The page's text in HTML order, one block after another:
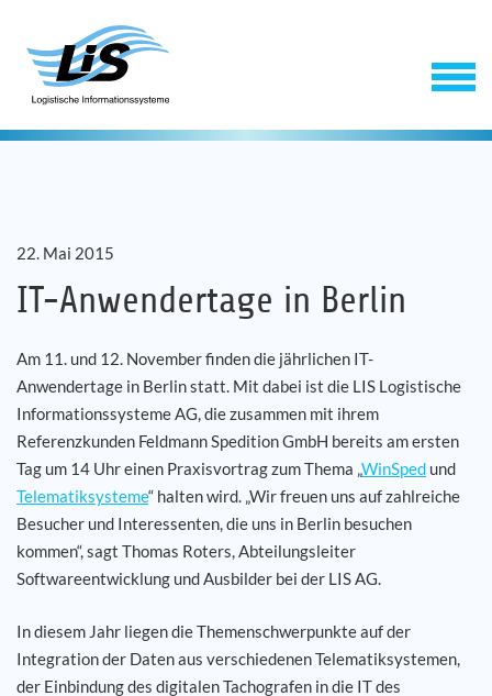
Software
Service
Unternehmen
Karriere
News
22. Mai 2015
IT-Anwendertage in Berlin
Am 11. und 12. November finden die jährlichen IT-
Anwendertage in Berlin statt. Mit dabei ist die LIS Logistische
Informationssysteme AG, die zusammen mit ihrem
Referenzkunden Feldmann Spedition GmbH bereits am ersten
Tag um 14 Uhr einen Praxisvortrag zum Thema „WinSped und
Telematiksysteme“ halten wird. „Wir freuen uns auf zahlreiche
Besucher und Interessenten, die uns in Berlin besuchen
kommen“, sagt Thomas Roters, Abteilungsleiter
Softwareentwicklung und Ausbilder bei der LIS AG.
In diesem Jahr liegen die Themenschwerpunkte auf der
Integration der Daten aus verschiedenen Telematiksystemen,
der Einbindung des digitalen Tachografen in die IT des